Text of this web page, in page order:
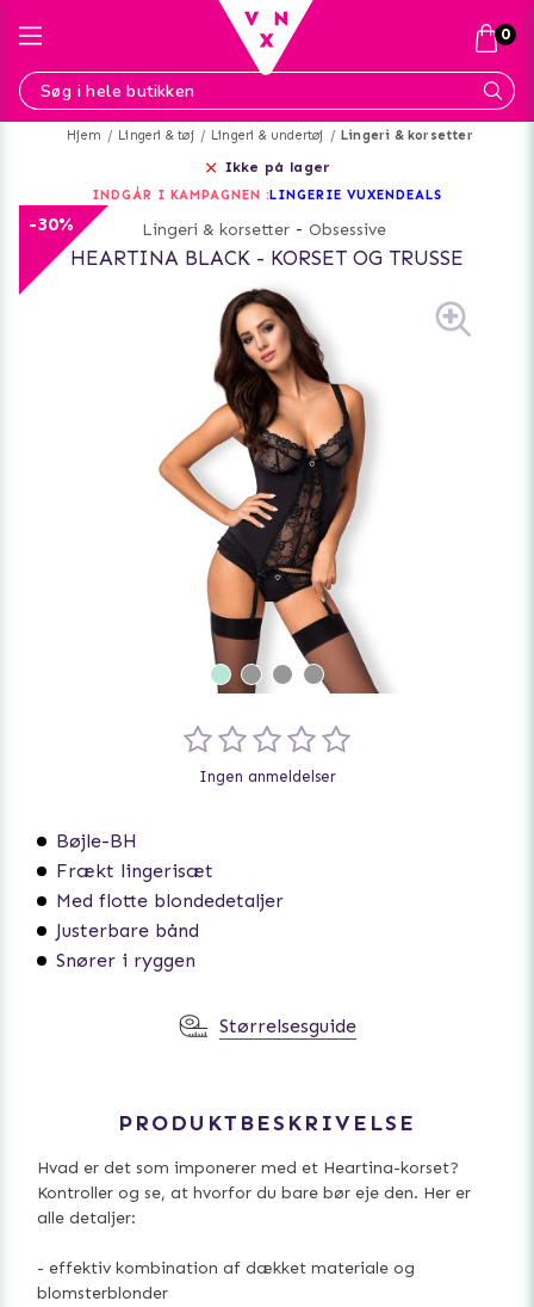
Hjem Lingeri & tøj Lingeri & undertøj Lingeri & korsetter
Ikke på lager
INDGÅR I KAMPAGNEN :LINGERIE VUXENDEALS
-30% Lingeri & korsetter - Obsessive
HEARTINA BLACK - KORSET OG TRUSSE
Bøjle-BH
Frækt lingerisæt
Med flotte blondedetaljer
Justerbare bånd
Snører i ryggen
Ingen anmeldelser
Størrelsesguide
PRODUKTBESKRIVELSE
Hvad er det som imponerer med et Heartina-korset?
Kontroller og se, at hvorfor du bare bør eje den. Her er
alle detaljer:
- effektiv kombination af dækket materiale og
blomsterblonder
0